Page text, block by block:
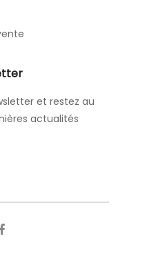
et restez au
actualités